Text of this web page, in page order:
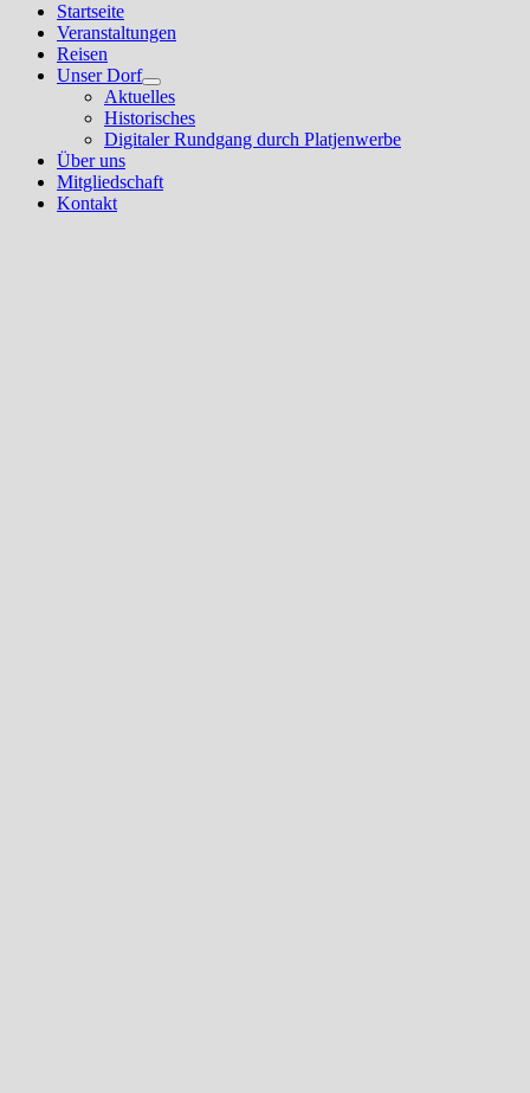
Startseite
Veranstaltungen
Reisen
Unser Dorf
Untermenü
anzeigen
Aktuelles
Historisches
Digitaler Rundgang durch Platjenwerbe
Über uns
Mitgliedschaft
Kontakt